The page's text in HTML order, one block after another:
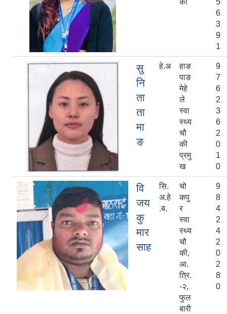
की
5
6
3
9
1
सु
नि
ता
ता
मा
ङ
हे.अ
हाङ
पाङ
मेहे
ले
स्वा
स्थ्य
चौ
की
प्रमु
ख
9
7
6
2
3
6
2
0
1
0
वि
जय
कु
मार
साह
सि.
अ.हे
.ब.
चो
कपु
र
स्वा
स्थ्य
चौ
की,
आ.
त्रि.
-२,
फुल
बारी
9
8
4
2
4
2
0
2
8
0